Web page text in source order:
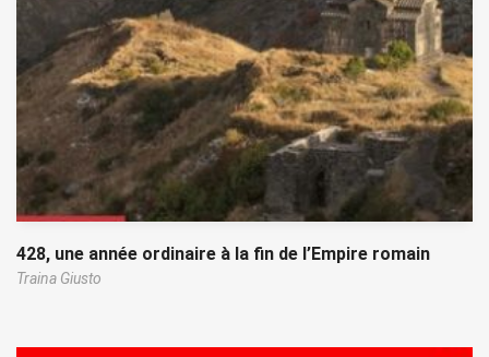
428, une année ordinaire à la fin de l’Empire romain
Traina Giusto